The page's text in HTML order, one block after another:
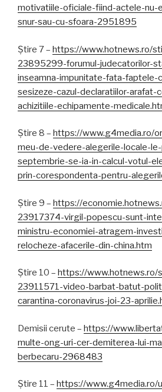
motivatiile-oficiale-fiind-actele-nu-
snur-sau-cu-sfoara-2951895
Știre 7 – https://www.hotnews.ro/
23895299-forumul-judecatorilor-
inseamna-impunitate-fata-faptele-
sesizeze-cazul-declaratiilor-arafat-
achizitiile-echipamente-
Știre 8 – https://www.g4media.ro/
meu-de-vedere-alegerile-locale-
septembrie-se-ia-in-calcul-votul-
prin-corespondenta-pentru-
Știre 9 – https://
23917374-virgil-popescu-sunt-
ministru-economiei-atragem-
relocheze-afacerile-din-china.htm
Știre 10 – https://www.hotnews.ro/
23911571-video-barbat-batut-
carantina-coronavirus-joi-23-
Demisii cerute – https://
multe-ong-uri-cer-demiterea-lui-
berbecaru-2968483
Știre 11 – https://www.g4media.ro/